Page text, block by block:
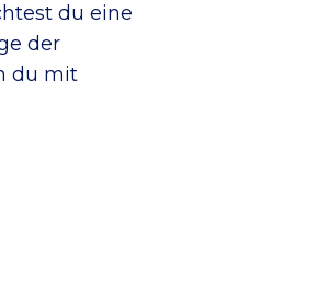
du eine
der
du mit